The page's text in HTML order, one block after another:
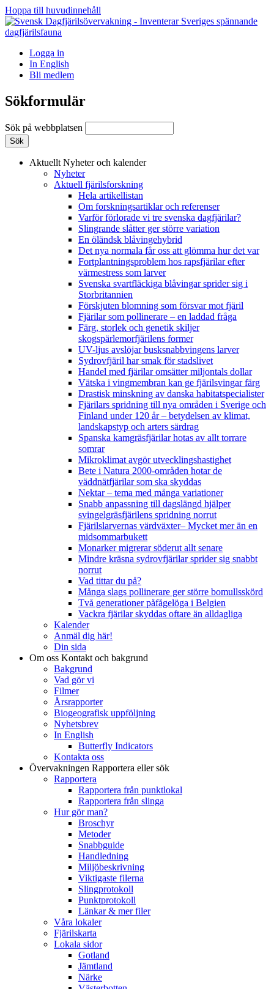
Hoppa till huvudinnehåll
Logga in
In English
Bli medlem
Sökformulär
Sök på webbplatsen
Aktuellt Nyheter och kalender
Nyheter
Aktuell fjärilsforskning
Hela artikellistan
Om forskningsartiklar och referenser
Varför förlorade vi tre svenska dagfjärilar?
Slingrande slåtter ger större variation
En öländsk blåvingehybrid
Det nya normala får oss att glömma hur det var
Fortplantningsproblem hos rapsfjärilar efter
värmestress som larver
Svenska svartfläckiga blåvingar sprider sig i
Storbritannien
Förskjuten blomning som försvar mot fjäril
Fjärilar som pollinerare – en laddad fråga
Färg, storlek och genetik skiljer
skogspärlemorfjärilens former
UV-ljus avslöjar busksnabbvingens larver
Sydrovfjäril har smak för stadslivet
Handel med fjärilar omsätter miljontals dollar
Vätska i vingmembran kan ge fjärilsvingar färg
Drastisk minskning av danska habitatspecialister
Fjärilars spridning till nya områden i Sverige och
Finland under 120 år– betydelsen av klimat,
landskapstyp och arters särdrag
Spanska kamgräsfjärilar hotas av allt torrare
somrar
Mikroklimat avgör utvecklingshastighet
Bete i Natura 2000-områden hotar de
väddnätfjärilar som ska skyddas
Nektar – tema med många variationer
Snabb anpassning till dagslängd hjälper
svingelgräsfjärilens spridning norrut
Fjärilslarvernas värdväxter– Mycket mer än en
midsommarbukett
Monarker migrerar söderut allt senare
Mindre kräsna sydrovfjärilar sprider sig snabbt
norrut
Vad tittar du på?
Många slags pollinerare ger större bomullsskörd
Två generationer påfågelöga i Belgien
Vackra fjärilar skyddas oftare än alldagliga
Kalender
Anmäl dig här!
Din sida
Om oss Kontakt och bakgrund
Bakgrund
Vad gör vi
Filmer
Årsrapporter
Biogeografisk uppföljning
Nyhetsbrev
In English
Butterfly Indicators
Kontakta oss
Övervakningen Rapportera eller sök
Rapportera
Rapportera från punktlokal
Rapportera från slinga
Hur gör man?
Broschyr
Metoder
Snabbguide
Handledning
Miljöbeskrivning
Viktigaste filerna
Slingprotokoll
Punktprotokoll
Länkar & mer filer
Våra lokaler
Fjärilskarta
Lokala sidor
Gotland
Jämtland
Närke